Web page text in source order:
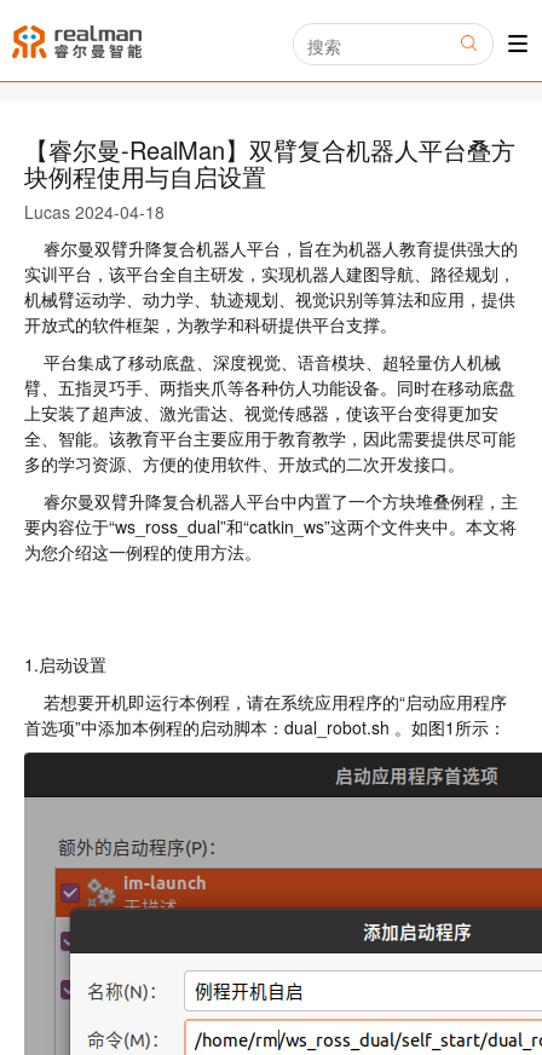
【睿尔曼-RealMan】双臂复合机器人平台叠方
块例程使用与自启设置
Lucas 2024-04-18
睿尔曼双臂升降复合机器人平台，旨在为机器人教育提供强大的
实训平台，该平台全自主研发，实现机器人建图导航、路径规划，
机械臂运动学、动力学、轨迹规划、视觉识别等算法和应用，提供
开放式的软件框架，为教学和科研提供平台支撑。
平台集成了移动底盘、深度视觉、语音模块、超轻量仿人机械
臂、五指灵巧手、两指夹爪等各种仿人功能设备。同时在移动底盘
上安装了超声波、激光雷达、视觉传感器，使该平台变得更加安
全、智能。该教育平台主要应用于教育教学，因此需要提供尽可能
多的学习资源、方便的使用软件、开放式的二次开发接口。
睿尔曼双臂升降复合机器人平台中内置了一个方块堆叠例程，主
要内容位于“ws_ross_dual”和“catkin_ws”这两个文件夹中。本文将
为您介绍这一例程的使用方法。
1.启动设置
若想要开机即运行本例程，请在系统应用程序的“启动应用程序
首选项”中添加本例程的启动脚本：dual_robot.sh 。如图1所示：